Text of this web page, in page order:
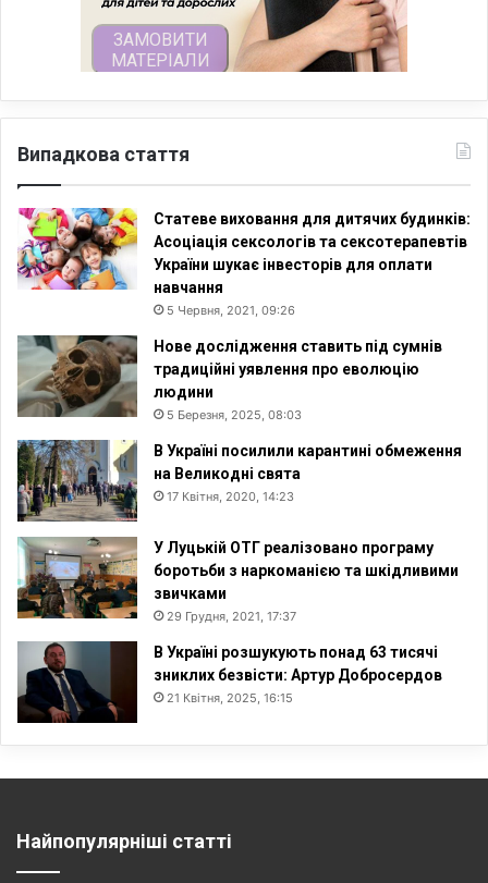
Випадкова стаття
Статеве виховання для дитячих будинків:
Асоціація сексологів та сексотерапевтів
України шукає інвесторів для оплати
навчання
5 Червня, 2021, 09:26
Нове дослідження ставить під сумнів
традиційні уявлення про еволюцію
людини
5 Березня, 2025, 08:03
В Україні посилили карантині обмеження
на Великодні свята
17 Квітня, 2020, 14:23
У Луцькій ОТГ реалізовано програму
боротьби з наркоманією та шкідливими
звичками
29 Грудня, 2021, 17:37
В Україні розшукують понад 63 тисячі
зниклих безвісти: Артур Добросердов
21 Квітня, 2025, 16:15
Найпопулярніші статті